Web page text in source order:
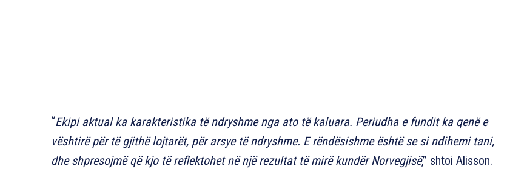
“Ekipi aktual ka karakteristika të ndryshme nga ato të kaluara. Periudha e fundit ka qenë e
vështirë për të gjithë lojtarët, për arsye të ndryshme. E rëndësishme është se si ndihemi tani,
dhe shpresojmë që kjo të reflektohet në një rezultat të mirë kundër Norvegjisë,” shtoi Alisson.